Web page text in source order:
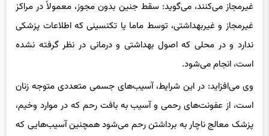
غیرمجاز می‌کنند، می‌گوید: سقط جنین بدون مجوز، معمولاً در مراکز
غیرمجاز و غیربهداشتی، توسط ماما یا تکنسینی که اطلاعات پزشکی
ندارد و در محلی که اصول بهداشتی و درمانی در نظر گرفته نشده
است، انجام می‌شود.
وی می‌افزاید: در این شرایط، آسیب‌های جسمی متعددی متوجه زنان
است، از عفونت‌های رحمی و آسیب به بافت رحم که در موارد وخیم،
پزشک معالج ناچار به برداشتن رحم می‌شود همچنین آسیب‌هایی که